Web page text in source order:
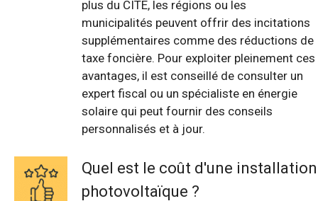
plus du CITE, les régions ou les
municipalités peuvent offrir des incitations
supplémentaires comme des réductions de
taxe foncière. Pour exploiter pleinement ces
avantages, il est conseillé de consulter un
expert fiscal ou un spécialiste en énergie
solaire qui peut fournir des conseils
personnalisés et à jour.
Quel est le coût d'une installation
photovoltaïque ?